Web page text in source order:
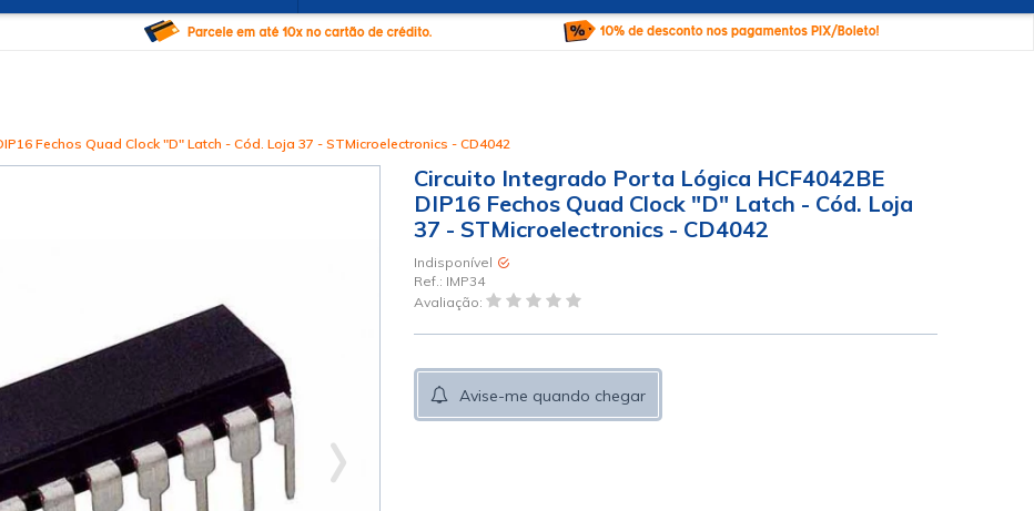
Fechos Quad Clock "D" Latch - Cód. Loja 37 - STMicroelectronics - CD4042
Circuito Integrado Porta Lógica HCF4042BE
DIP16 Fechos Quad Clock "D" Latch - Cód. Loja
37 - STMicroelectronics - CD4042
Indisponível
Ref.: IMP34
Avaliação:
Avise-me quando chegar